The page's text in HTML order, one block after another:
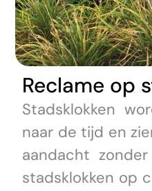
Reclame op
Stadsklokken
naar de tijd en
aandacht
stadsklokken op